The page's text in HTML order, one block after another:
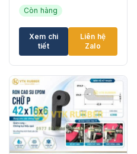
Còn hàng
Xem chi
tiết
Liên hệ
Zalo